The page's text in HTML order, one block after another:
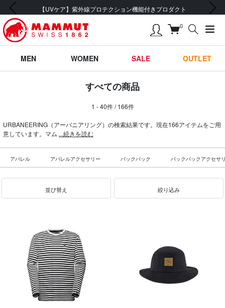
会員登録で【5,500円 (税込) 以上 送料無料】
前の画像 次の画像
0
MEN WOMEN SALE OUTLET
すべての商品
1 - 40件 / 166件
URBANEERING（アーバニアリング）の検索結果です。現在166アイテムをご用
意しています。マム ...続きを読む
アパレル アパレルアクセサリー バックパック バックパックアクセサ
並び替え 絞り込み